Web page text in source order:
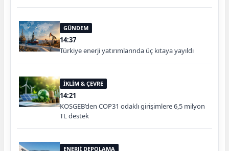
GÜNDEM
14:37
Türkiye enerji yatırımlarında üç kıtaya yayıldı
İKLİM & ÇEVRE
14:21
KOSGEB’den COP31 odaklı girişimlere 6,5 milyon
TL destek
ENERJİ DEPOLAMA